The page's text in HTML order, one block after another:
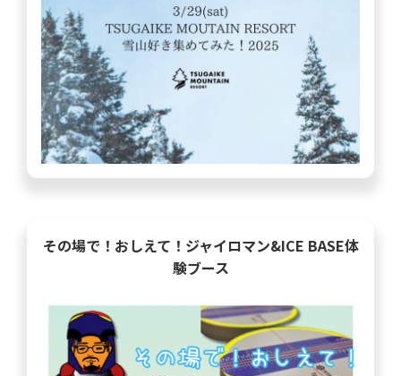
その場で！おしえて！ジャイロマン&ICE BASE体
験ブース